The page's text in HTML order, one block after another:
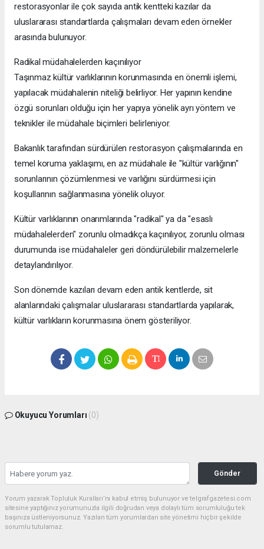
restorasyonlar ile çok sayıda antik kentteki kazılar da
uluslararası standartlarda çalışmaları devam eden örnekler
arasında bulunuyor.
Radikal müdahalelerden kaçınılıyor
Taşınmaz kültür varlıklarının korunmasında en önemli işlemi,
yapılacak müdahalenin niteliği belirliyor. Her yapının kendine
özgü sorunları olduğu için her yapıya yönelik ayrı yöntem ve
teknikler ile müdahale biçimleri belirleniyor.
Bakanlık tarafından sürdürülen restorasyon çalışmalarında en
temel koruma yaklaşımı, en az müdahale ile "kültür varlığının"
sorunlarının çözümlenmesi ve varlığını sürdürmesi için
koşullarının sağlanmasına yönelik oluyor.
Kültür varlıklarının onarımlarında "radikal" ya da "esaslı
müdahalelerden" zorunlu olmadıkça kaçınılıyor, zorunlu olması
durumunda ise müdahaleler geri döndürülebilir malzemelerle
detaylandırılıyor.
Son dönemde kazıları devam eden antik kentlerde, sit
alanlarındaki çalışmalar uluslararası standartlarda yapılarak,
kültür varlıkların korunmasına önem gösteriliyor.
Okuyucu Yorumları (0)
Gönder
Yorum yazarak Topluluk Kuralları’nı kabul etmiş bulunuyor ve telgrafgazetesi.com
sitesine yaptığınız yorumunuzla ilgili doğrudan veya dolaylı tüm sorumluluğu tek
başınıza üstleniyorsunuz. Yazılan tüm yorumlardan site yönetimi hiçbir şekilde
sorumlu tutulamaz.